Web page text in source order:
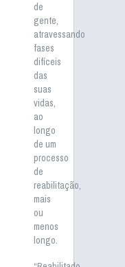
de
gente,
atravessando
fases
difíceis
das
suas
vidas,
ao
longo
de um
processo
de
reabilitação,
mais
ou
menos
longo.